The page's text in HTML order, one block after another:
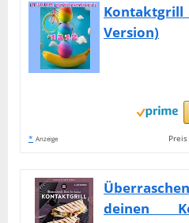
Version)
* Anzeige
deinen